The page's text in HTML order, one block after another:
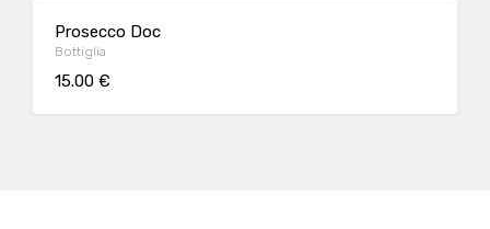
Prosecco Doc
Bottiglia
15.00 €